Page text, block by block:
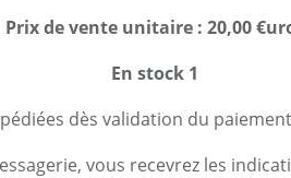
Prix de vente unitaire : 20,00
En stock 1
dès validation du
vous recevrez les